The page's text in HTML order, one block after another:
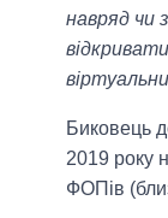
навряд чи
Биковець
2019 року
ФОПів